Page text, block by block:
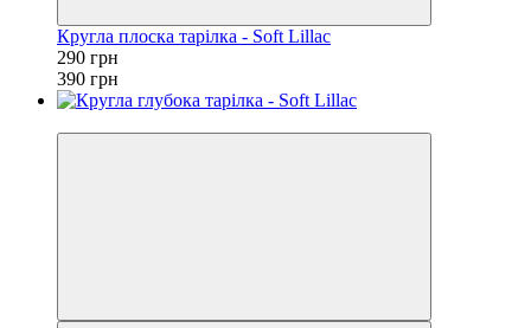
Кругла плоска тарілка - Soft Lillac
290 грн
390 грн